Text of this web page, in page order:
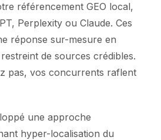
référencement GEO local,
Perplexity ou Claude. Ces
réponse sur-mesure en
de sources crédibles.
pas, vos concurrents raflent
une approche
hyper-localisation du